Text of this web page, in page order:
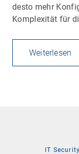
desto mehr
Komplexität für
Weiterlesen
IT Security